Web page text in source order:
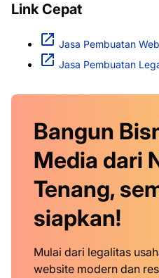
Link Cepat
Jasa Pembuatan
Jasa Pembuatan
Bangun
Media dari
Tenang,
siapkan!
Mulai dari legalitas
website modern dan